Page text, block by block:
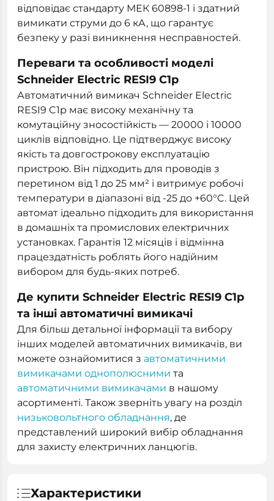
відповідає стандарту МЕК 60898-1 і здатний
вимикати струми до 6 кА, що гарантує
безпеку у разі виникнення несправностей.
Переваги та особливості моделі
Schneider Electric RESI9 C1р
Автоматичний вимикач Schneider Electric
RESI9 C1р має високу механічну та
комутаційну зносостійкість — 20000 і 10000
циклів відповідно. Це підтверджує високу
якість та довгострокову експлуатацію
пристрою. Він підходить для проводів з
перетином від 1 до 25 мм² і витримує робочі
температури в діапазоні від -25 до +60°C. Цей
автомат ідеально підходить для використання
в домашніх та промислових електричних
установках. Гарантія 12 місяців і відмінна
працездатність роблять його надійним
вибором для будь-яких потреб.
Де купити Schneider Electric RESI9 C1р
та інші автоматичні вимикачі
Для більш детальної інформації та вибору
інших моделей автоматичних вимикачів, ви
можете ознайомитися з автоматичними
вимикачами однополюсними та
автоматичними вимикачами в нашому
асортименті. Також зверніть увагу на розділ
низьковольтного обладнання, де
представлений широкий вибір обладнання
для захисту електричних ланцюгів.
Характеристики